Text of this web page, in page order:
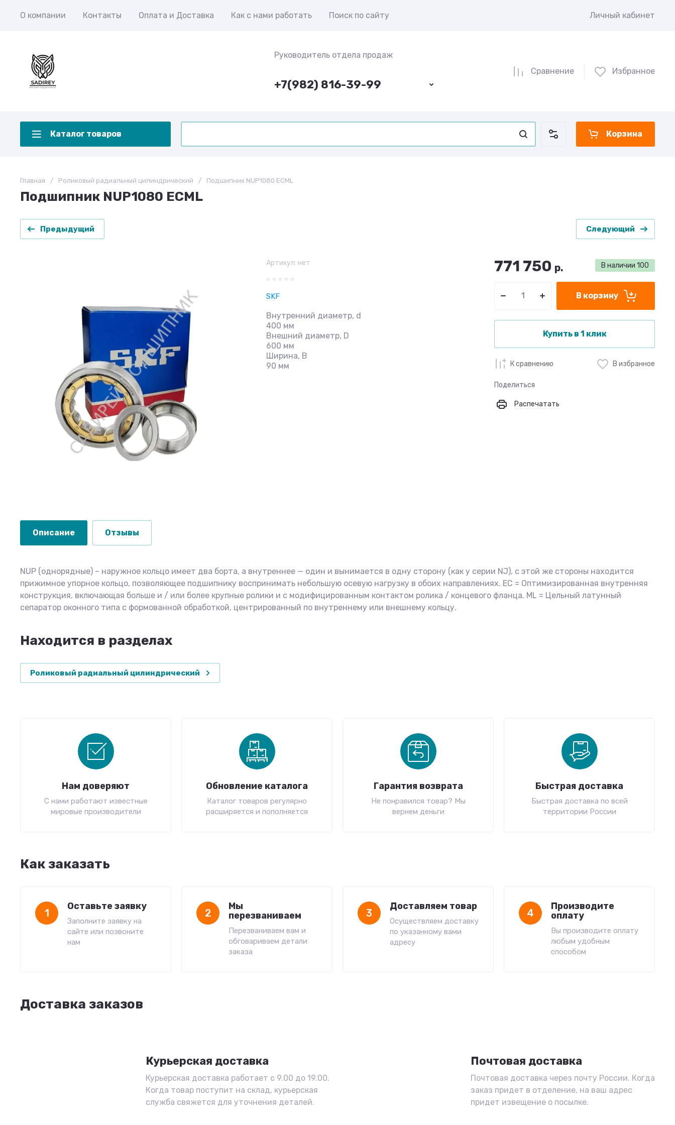
О компании Контакты Оплата и Доставка Как с нами работать Поиск по сайту Личный кабинет
Руководитель отдела продаж
+7(982) 816-39-99
Сравнение Избранное
Каталог товаров Корзина
Главная / Роликовый радиальный цилиндрический / Подшипник NUP1080 ECML
Подшипник NUP1080 ECML
Предыдущий Следующий
Артикул: нет
SKF
Внутренний диаметр, d
400 мм
Внешний диаметр, D
600 мм
Ширина, B
90 мм
В наличии 100
771 750 р.
В корзину
Купить в 1 клик
К сравнению В избранное
Поделиться
Распечатать
Описание Отзывы
NUP (однорядные) – наружное кольцо имеет два борта, а внутреннее — один и вынимается в одну сторону (как у серии NJ), с этой же стороны находится
прижимное упорное кольцо, позволяющее подшипнику воспринимать небольшую осевую нагрузку в обоих направлениях. EC = Оптимизированная внутренняя
конструкция, включающая больше и / или более крупные ролики и с модифицированным контактом ролика / концевого фланца. ML = Цельный латунный
сепаратор оконного типа с формованной обработкой, центрированный по внутреннему или внешнему кольцу.
Находится в разделах
Роликовый радиальный цилиндрический
Нам доверяют
С нами работают известные
мировые производители
Обновление каталога
Каталог товаров регулярно
расширяется и пополняется
Гарантия возврата
Не понравился товар? Мы
вернем деньги
Быстрая доставка
Быстрая доставка по всей
территории России
Как заказать
1
Оставьте заявку
Заполните заявку на
сайте или позвоните
нам
2
Мы
перезваниваем
Перезваниваем вам и
обговариваем детали
заказа
3
Доставляем товар
Осуществляем доставку
по указанному вами
адресу
4
Производите
оплату
Вы производите оплату
любым удобным
способом
Доставка заказов
Курьерская доставка
Курьерская доставка работает с 9.00 до 19.00.
Когда товар поступит на склад, курьерская
служба свяжется для уточнения деталей.
Почтовая доставка
Почтовая доставка через почту России. Когда
заказ придет в отделение, на ваш адрес
придет извещение о посылке.